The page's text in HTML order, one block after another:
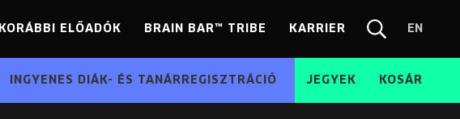
KORÁBBI ELŐADÓK BRAIN BAR™ TRIBE KARRIER EN
EN
INGYENES DIÁK- ÉS TANÁRREGISZTRÁCIÓ JEGYEK KOSÁR